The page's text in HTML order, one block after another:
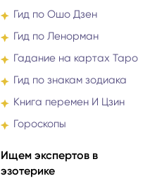
Гид по Ошо Дзен
Гид по Ленорман
Гадание на картах Таро
Гид по знакам зодиака
Книга перемен И Цзин
Гороскопы
Ищем экспертов в
эзотерике